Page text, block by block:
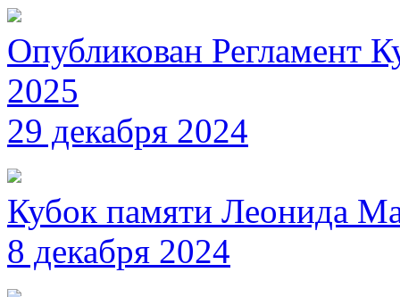
Опубликован Регламент
2025
29 декабря 2024
Кубок памяти Леонида
8 декабря 2024